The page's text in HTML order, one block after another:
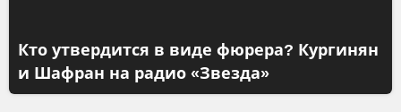
Кто утвердится в виде фюрера? Кургинян
и Шафран на радио «Звезда»